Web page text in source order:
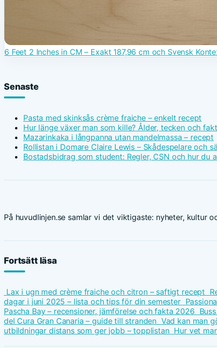
6 Feet 2 Inches in CM – Exakt 187,96 cm och Svensk
Senaste
Pasta med skinksås crème fraiche – enkelt recept
Hur länge växer man som kille? Ålder, tecken och
Mazarinkaka i långpanna utan mandelmassa – recept
Rollistan i Domare Claire Lewis – Skådespelare och
Bostadsbidrag som student: Regler, CSN och hur du
På huvudlinjen.se samlar vi det viktigaste: nyheter, kultur
Fortsätt läsa
Lax i ugn med crème fraiche och citron – saftigt recept
dagar i juni 2025 – lista och tips för din semester
Pascha Bay – recensioner, jämförelse och fakta 2026
del Cura Gran Canaria – guide till stranden Vad kan man
utbildningar distans som ger jobb – topplistan Hur vet